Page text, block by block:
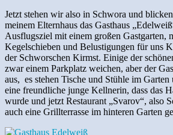
Jetzt stehen wir also in Schwora und
meinem Elternhaus das Gasthaus
Ausflugsziel mit einem großen Gastgarten,
Kegelschieben und Belustigungen für uns
der Schworschen Kirmst. Einige der
zwar einem Parkplatz weichen, aber der
aus, es stehen Tische und Stühle im Garten
eine freundliche junge Kellnerin, dass das
wurde und jetzt Restaurant „Svarov“, also
auch eine Grillterrasse im hinteren Garten